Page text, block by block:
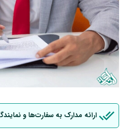
ارائه مدارک به سفارت‌ها و